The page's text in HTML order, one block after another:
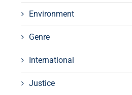
Environment
Genre
International
Justice